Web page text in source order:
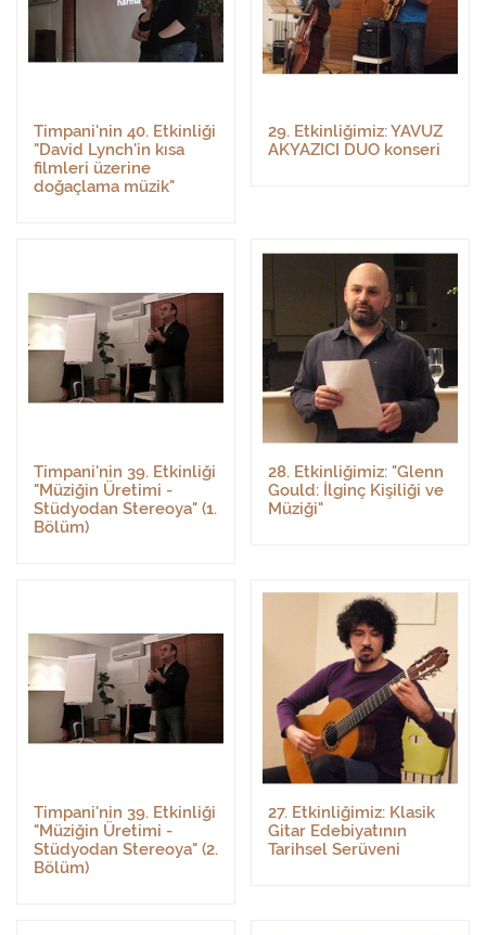
Timpani'nin 40. Etkinliği
"David Lynch'in kısa
filmleri üzerine
doğaçlama müzik"
29. Etkinliğimiz: YAVUZ
AKYAZICI DUO konseri
Timpani'nin 39. Etkinliği
"Müziğin Üretimi -
Stüdyodan Stereoya" (1.
Bölüm)
28. Etkinliğimiz: "Glenn
Gould: İlginç Kişiliği ve
Müziği"
Timpani'nin 39. Etkinliği
"Müziğin Üretimi -
Stüdyodan Stereoya" (2.
Bölüm)
27. Etkinliğimiz: Klasik
Gitar Edebiyatının
Tarihsel Serüveni